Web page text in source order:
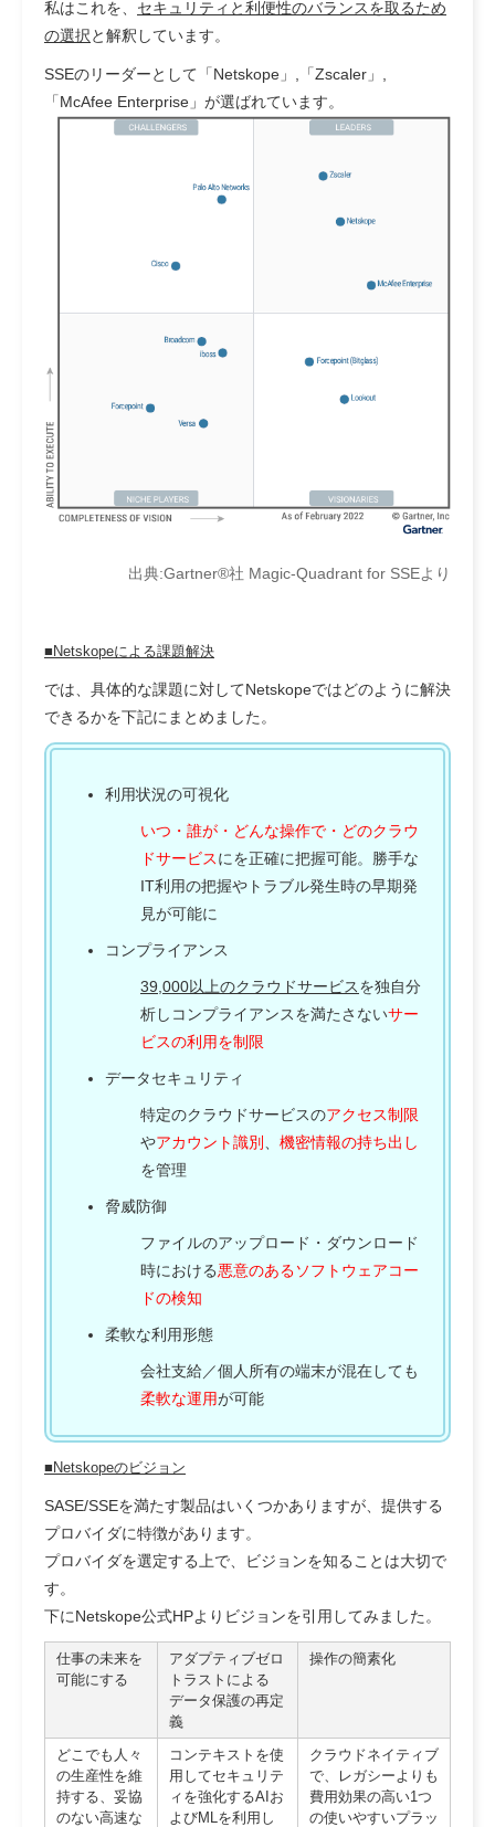
私はこれを、 セキュリティと利便性のバランスを取るため
の選択と解釈しています。
SSEのリーダーとして「Netskope」,「Zscaler」,
「McAfee Enterprise」が選ばれています。
出典:Gartner®社 Magic-Quadrant for SSEより
■Netskopeによる課題解決
では、具体的な課題に対してNetskopeではどのように解決
できるかを下記にまとめました。
利用状況の可視化
いつ・誰が・どんな操作で・どのクラウ
ドサービスにを正確に把握可能。勝手な
IT利用の把握やトラブル発生時の早期発
見が可能に
コンプライアンス
39,000以上のクラウドサービスを独自分
析しコンプライアンスを満たさないサー
ビスの利用を制限
データセキュリティ
特定のクラウドサービスのアクセス制限
やアカウント識別
機密情報の持ち出し
を管理
脅威防御
ファイルのアップロード・ダウンロード
時における悪意のあるソフトウェアコー
ドの検知
柔軟な利用形態
会社支給／個人所有の端末が混在しても
柔軟な運用が可能
■Netskopeのビジョン
SASE/SSEを満たす製品はいくつかありますが、提供する
プロバイダに特徴があります。
プロバイダを選定する上で、ビジョンを知ることは大切で
す。
下にNetskope公式HPよりビジョンを引用してみました。
仕事の未来を
可能にする
アダプティブゼロ
トラストによる
データ保護の再定
義
操作の簡素化
どこでも人々
の生産性を維
持する、妥協
のない高速な
コンテキストを使
用してセキュリテ
ィを強化するAIお
よびMLを利用し
クラウドネイティブ
で、レガシーよりも
費用効果の高い1つ
の使いやすいプラッ